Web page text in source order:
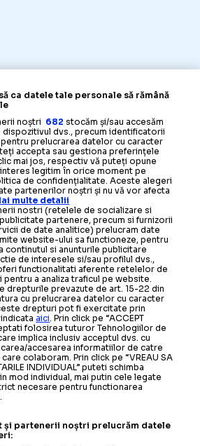
ÎNTORC ACOLO!” Fostul antrenor
ca datele tale personale să rămână
noștri 682 stocăm și/sau accesăm
dispozitivul dvs., precum identificatorii
prelucrarea datelor cu caracter
accepta sau gestiona preferințele
mai jos, respectiv vă puteți opune
interes legitim în orice moment pe
de confidențialitate. Aceste alegeri
partenerilor noștri și nu vă vor afecta
multe detalii
nostri (retelele de socializare si
partenere, precum si furnizorii
de date analitice) prelucram date
website-ului sa functioneze, pentru
continutul si anunturile publicitare
de interesele si/sau profilul dvs.,
functionalitati aferente retelelor de
pentru a analiza traficul pe website.
drepturile prevazute de art. 15-22 din
cu prelucrarea datelor cu caracter
drepturi pot fi exercitate prin
aici. Prin click pe “ACCEPT
folosirea tuturor Tehnologiilor de
implica inclusiv acceptul dvs. cu
accesarea informatiilor de catre
colaboram. Prin click pe “VREAU SA
INDIVIDUAL” puteti schimba
mod individual, mai putin cele legate
necesare pentru functionarea
și partenerii noștri prelucrăm datele